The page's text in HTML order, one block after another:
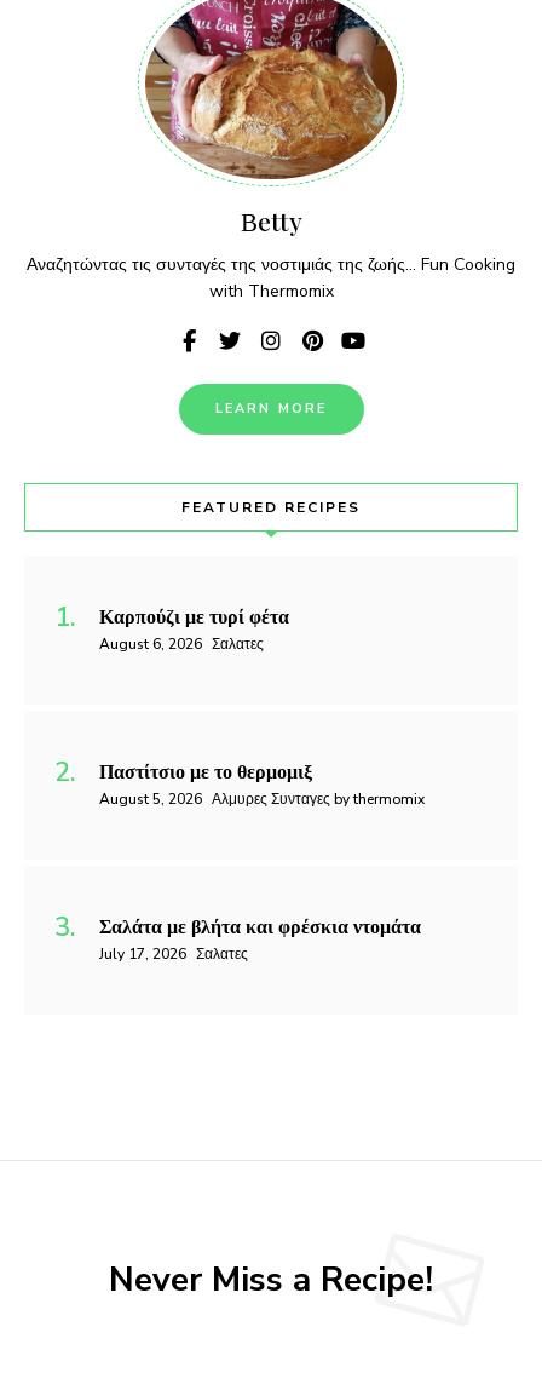
Βetty
Αναζητώντας τις συνταγές της νοστιμιάς της ζωής... Fun Cooking
with Thermomix
LEARN MORE
FEATURED RECIPES
Καρπούζι με τυρί φέτα
August 6, 2026 Σαλατες
Παστίτσιο με το θερμομιξ
August 5, 2026 Αλμυρες Συνταγες by thermomix
Σαλάτα με βλήτα και φρέσκια ντομάτα
July 17, 2026 Σαλατες
Never Miss a Recipe!